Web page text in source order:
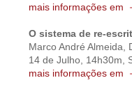
mais informações em
O sistema de re-
Marco André Almeida,
14 de Julho, 14h30m,
mais informações em